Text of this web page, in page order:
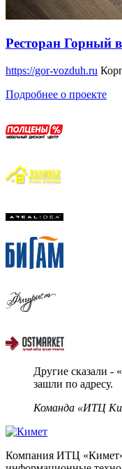
Ресторан Горный
https://gor-vozduh.ru
Подробнее о проекте
Другие сказали -
зашли по адресу.
Команда «ИТЦ
Компания ИТЦ «Кимет»